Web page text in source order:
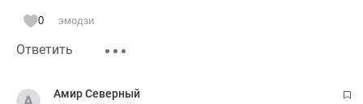
0 эмодзи
Ответить
Амир Северный